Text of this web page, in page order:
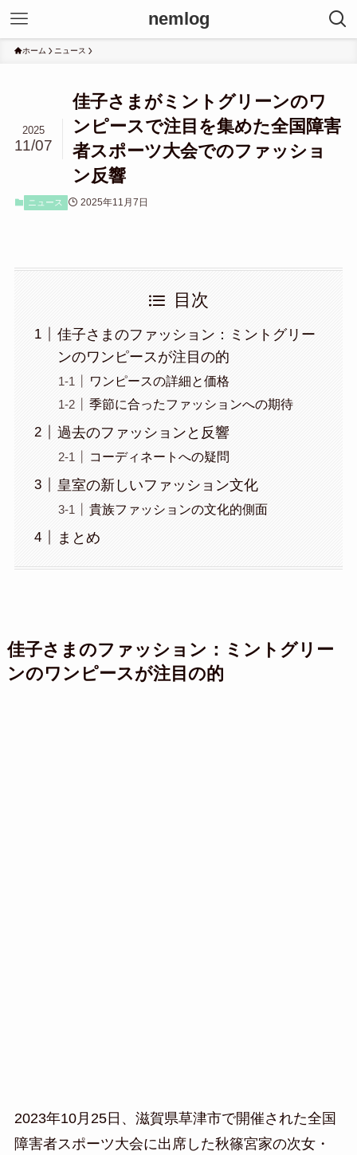
nemlog
ホーム ニュース
佳子さまがミントグリーンのワ
ンピースで注目を集めた全国障害
者スポーツ大会でのファッショ
ン反響
2025
11/07
ニュース 2025年11月7日
目次
佳子さまのファッション：ミントグリー
ンのワンピースが注目の的
ワンピースの詳細と価格
季節に合ったファッションへの期待
過去のファッションと反響
コーディネートへの疑問
皇室の新しいファッション文化
貴族ファッションの文化的側面
まとめ
佳子さまのファッション：ミントグリー
ンのワンピースが注目の的
2023年10月25日、滋賀県草津市で開催された全国
障害者スポーツ大会に出席した秋篠宮家の次女・